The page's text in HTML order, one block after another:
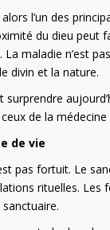
l’un des
du dieu peut
maladie n’est
divin et la nature.
de la
de vie
pas fortuit. Le
rituelles. Les